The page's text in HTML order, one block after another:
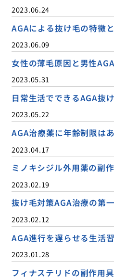
2023.06.24
AGAによる抜け毛の特徴
2023.06.09
女性の薄毛原因と男性
2023.05.31
日常生活でできるAGA抜
2023.05.22
AGA治療薬に年齢制限は
2023.04.17
ミノキシジル外用薬の副
2023.02.19
抜け毛対策AGA治療の第
2023.02.12
AGA進行を遅らせる生活
2023.01.28
フィナステリドの副作用